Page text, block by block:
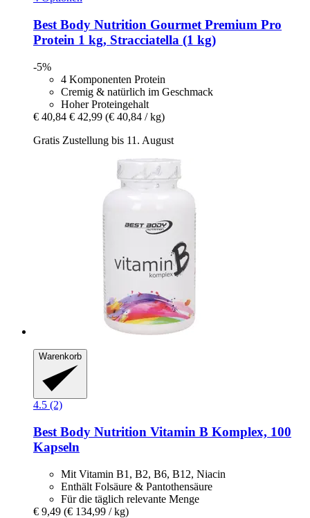
Best Body Nutrition Gourmet Premium Pro
Protein 1 kg, Stracciatella (1 kg)
-5%
4 Komponenten Protein
Cremig & natürlich im Geschmack
Hoher Proteingehalt
€ 40,84 € 42,99 (€ 40,84 / kg)
Gratis Zustellung bis 11. August
Warenkorb
4.5 (2)
Best Body Nutrition Vitamin B Komplex, 100
Kapseln
Mit Vitamin B1, B2, B6, B12, Niacin
Enthält Folsäure & Pantothensäure
Für die täglich relevante Menge
€ 9,49 (€ 134,99 / kg)